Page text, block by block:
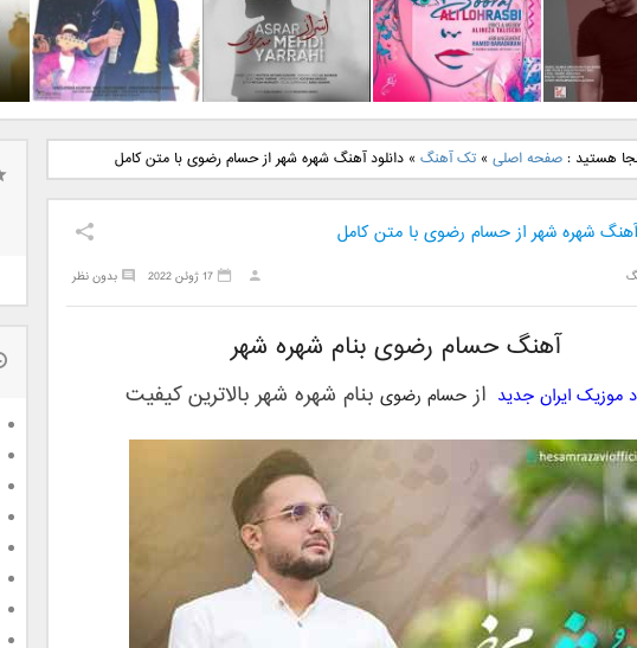
جدید رضا
نگار
دانلود آهنگ جدید علی
لهراسبی بنام صورت
دانلود آهنگ جدید مهدی
یراحی بنام اسرار
دانلود آهنگ جدید فرزاد
فرزین بنام آتیش
هستید :صفحه اصلی »تک آهنگ »دانلود آهنگ شهره شهر از حسام رضوی با متن کامل
آهنگ شهره شهر از حسام رضوی با متن کامل
بدون نظر 17 ژوئن 2022
آهنگ حسام رضوی بنام شهره شهر
موزیک ایران جدید ازحسام رضوی بنام شهره شهربالاترین کیفیت